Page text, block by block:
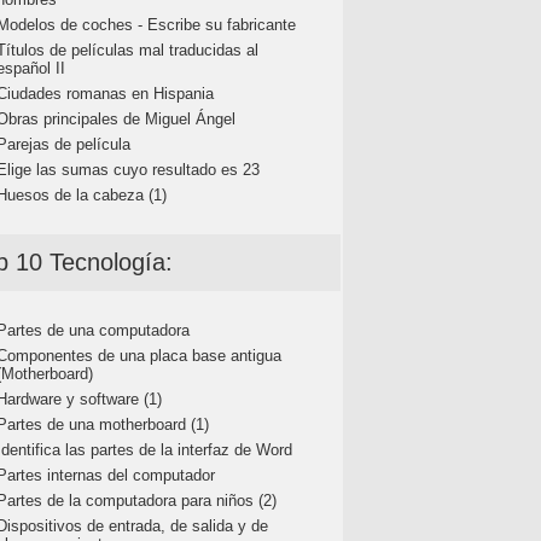
de coches - Escribe su fabricante
de películas mal traducidas al
II
romanas en Hispania
principales de Miguel Ángel
de película
las sumas cuyo resultado es 23
de la cabeza (1)
10 Tecnología:
de una computadora
de una placa base antigua
y software (1)
de una motherboard (1)
las partes de la interfaz de Word
internas del computador
de la computadora para niños (2)
de entrada, de salida y de